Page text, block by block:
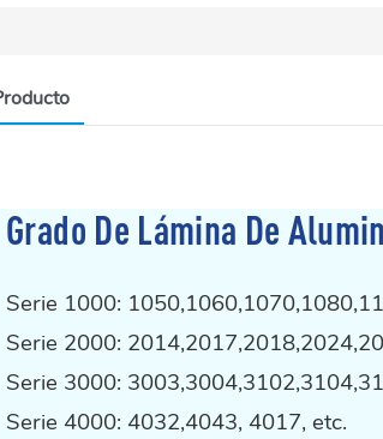
Grado De Lámina De
Serie 1000:
Serie 2000:
Serie 3000:
Serie 4000: 4032,4043, 4017, etc.